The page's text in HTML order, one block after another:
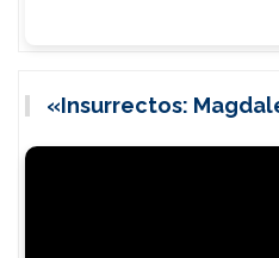
«Insurrectos: